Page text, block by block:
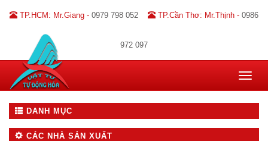
TP.HCM: Mr.Giang - 0979 798 052 TP.Cần Thơ: Mr.Thịnh - 0986
972 097
Toggle
DANH MỤC
CÁC NHÀ SẢN XUẤT